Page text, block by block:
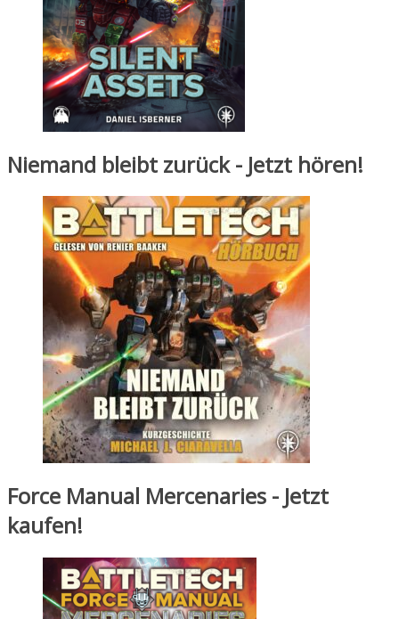
Niemand bleibt zurück - Jetzt hören!
Force Manual Mercenaries - Jetzt
kaufen!